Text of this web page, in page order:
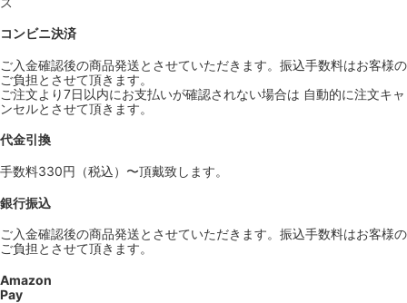
コンビニ決済
ご入金確認後の商品発送とさせていただきます。振込手数料はお客様の
ご負担とさせて頂きます。
ご注文より7日以内にお支払いが確認されない場合は 自動的に注文キャ
ンセルとさせて頂きます。
代金引換
手数料330円（税込）〜頂戴致します。
銀行振込
ご入金確認後の商品発送とさせていただきます。振込手数料はお客様の
ご負担とさせて頂きます。
Amazon
Pay